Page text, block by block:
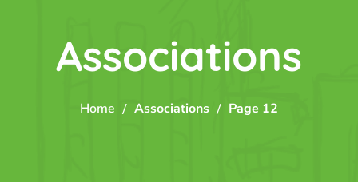
Associations
Home Associations Page 12